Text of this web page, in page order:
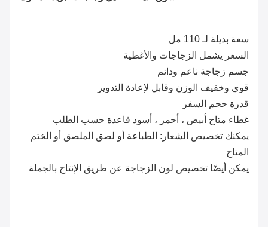
سعة بديلة لـ 110 مل
السعر يشمل الزجاجات والأغطية
جسم زجاجة ناعم ودائم
قوي وخفيف الوزن وقابل لإعادة التدوير
قدرة حجم السفر
غطاء متاح أبيض ، أحمر ، أسود قاعدة حسب الطلب
يمكنك تخصيص الشعار: الطباعة أو لصق الملصق أو الختم
المتاح
يمكن أيضًا تخصيص لون الزجاجة عن طريق الإنتاج بالجملة